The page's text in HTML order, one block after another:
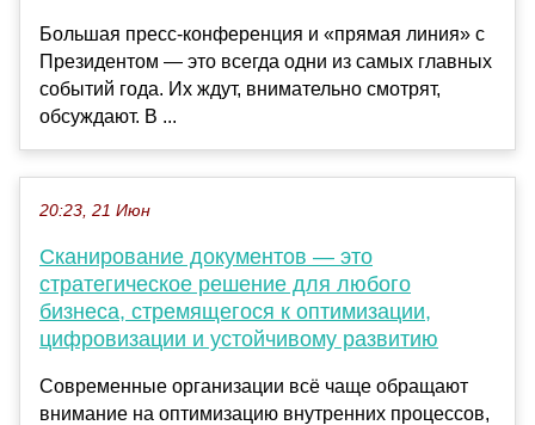
Большая пресс-конференция и «прямая линия» с
Президентом — это всегда одни из самых главных
событий года. Их ждут, внимательно смотрят,
обсуждают. В ...
20:23, 21 Июн
Сканирование документов — это
стратегическое решение для любого
бизнеса, стремящегося к оптимизации,
цифровизации и устойчивому развитию
Современные организации всё чаще обращают
внимание на оптимизацию внутренних процессов,